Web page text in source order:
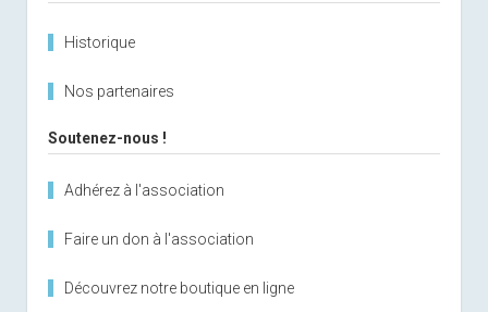
Historique
Nos partenaires
Soutenez-nous !
Adhérez à l'association
Faire un don à l'association
Découvrez notre boutique en ligne